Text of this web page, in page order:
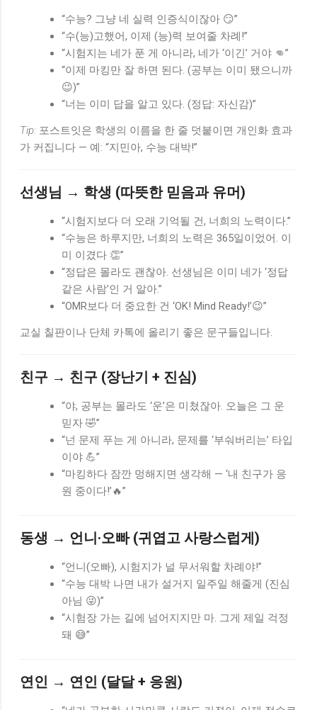
“수능? 그냥 네 실력 인증식이잖아 😏”
“수(능)고했어, 이제 (능)력 보여줄 차례!”
“시험지는 네가 푼 게 아니라, 네가 ‘이긴’ 거야 👊”
“이제 마킹만 잘 하면 된다. (공부는 이미 됐으니까
😉)”
“너는 이미 답을 알고 있다. (정답: 자신감)”
Tip: 포스트잇은 학생의 이름을 한 줄 덧붙이면 개인화 효과
가 커집니다 — 예: “지민아, 수능 대박!”
선생님 → 학생 (따뜻한 믿음과 유머)
“시험지보다 더 오래 기억될 건, 너희의 노력이다.”
“수능은 하루지만, 너희의 노력은 365일이었어. 이
미 이겼다 👏”
“정답은 몰라도 괜찮아. 선생님은 이미 네가 ‘정답
같은 사람’인 거 알아.”
“OMR보다 더 중요한 건 ‘OK! Mind Ready!’😉”
교실 칠판이나 단체 카톡에 올리기 좋은 문구들입니다.
친구 → 친구 (장난기 + 진심)
“야, 공부는 몰라도 ‘운’은 미쳤잖아. 오늘은 그 운
믿자 🤣”
“넌 문제 푸는 게 아니라, 문제를 ‘부숴버리는’ 타입
이야 💪”
“마킹하다 잠깐 멍해지면 생각해 — ‘내 친구가 응
원 중이다!’🔥”
동생 → 언니·오빠 (귀엽고 사랑스럽게)
“언니(오빠), 시험지가 널 무서워할 차례야!”
“수능 대박 나면 내가 설거지 일주일 해줄게 (진심
아님 😜)”
“시험장 가는 길에 넘어지지만 마. 그게 제일 걱정
돼 😅”
연인 → 연인 (달달 + 응원)